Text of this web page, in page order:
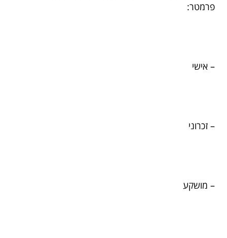
פרמטר:
– אישי
– זכרוני
– מושקע